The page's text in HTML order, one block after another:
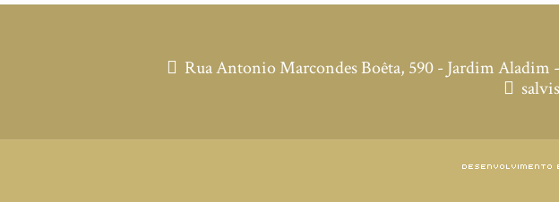
Rua Antonio Marcondes Boêta, 590 - Jardim Aladim